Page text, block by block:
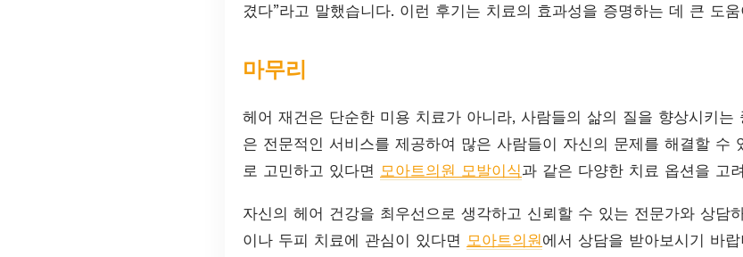
겼다”라고 말했습니다. 이런 후기는 치료의 효과성을 증명하는 데 큰 도
마무리
헤어 재건은 단순한 미용 치료가 아니라, 사람들의 삶의 질을 향상시키는
은 전문적인 서비스를 제공하여 많은 사람들이 자신의 문제를 해결할 수
로 고민하고 있다면 모아트의원 모발이식과 같은 다양한 치료 옵션을 고
자신의 헤어 건강을 최우선으로 생각하고 신뢰할 수 있는 전문가와 상담
이나 두피 치료에 관심이 있다면 모아트의원에서 상담을 받아보시기 바